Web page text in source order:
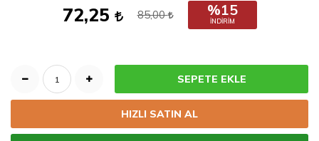
72,25 85,00 %15
İNDIRIM
SEPETE EKLE
HIZLI SATIN AL